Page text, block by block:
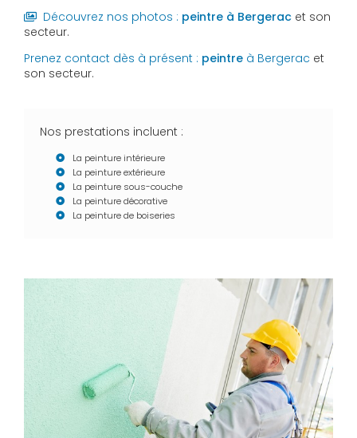
Découvrez nos photos : peintre à Bergerac et son
secteur.
Prenez contact dès à présent : peintre à Bergerac et
son secteur.
Nos prestations incluent :
La peinture intérieure
La peinture extérieure
La peinture sous-couche
La peinture décorative
La peinture de boiseries